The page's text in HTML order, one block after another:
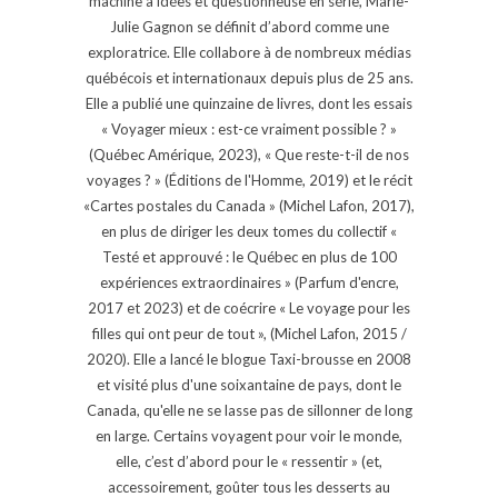
Julie Gagnon se définit d’abord comme une
exploratrice. Elle collabore à de nombreux médias
québécois et internationaux depuis plus de 25 ans.
Elle a publié une quinzaine de livres, dont les essais
« Voyager mieux : est-ce vraiment possible ? »
(Québec Amérique, 2023), « Que reste-t-il de nos
voyages ? » (Éditions de l'Homme, 2019) et le récit
«Cartes postales du Canada » (Michel Lafon, 2017),
en plus de diriger les deux tomes du collectif «
Testé et approuvé : le Québec en plus de 100
expériences extraordinaires » (Parfum d'encre,
2017 et 2023) et de coécrire « Le voyage pour les
filles qui ont peur de tout », (Michel Lafon, 2015 /
2020). Elle a lancé le blogue Taxi-brousse en 2008
et visité plus d'une soixantaine de pays, dont le
Canada, qu'elle ne se lasse pas de sillonner de long
en large. Certains voyagent pour voir le monde,
elle, c’est d’abord pour le « ressentir » (et,
accessoirement, goûter tous les desserts au